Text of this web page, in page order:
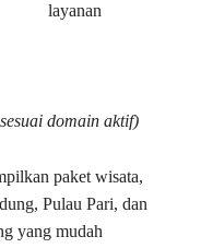
layanan
domain aktif)
paket wisata,
Pulau Pari, dan
yang mudah